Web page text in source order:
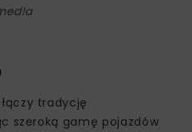
tradycję
szeroką gamę pojazdów